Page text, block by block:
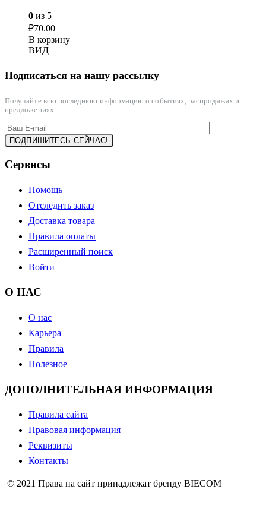
0 из 5
₽70.00
В корзину
ВИД
Подписаться на нашу рассылку
Получайте всю последнюю информацию о событиях, распродажах и
предложениях.
Сервисы
Помощь
Отследить заказ
Доставка товара
Правила оплаты
Расширенный поиск
Войти
О НАС
О нас
Карьера
Правила
Полезное
ДОПОЛНИТЕЛЬНАЯ ИНФОРМАЦИЯ
Правила сайта
Правовая информация
Реквизиты
Контакты
© 2021 Права на сайт принадлежат бренду BIECOM